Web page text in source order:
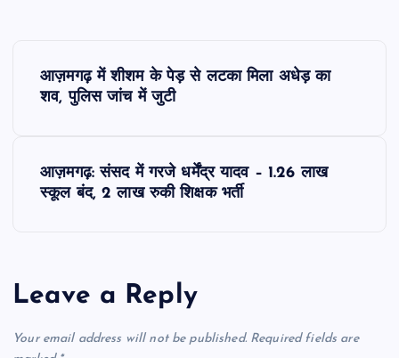
a
v
आज़मगढ़ में शीशम के पेड़ से लटका मिला अधेड़ का
शव, पुलिस जांच में जुटी
आज़मगढ़: संसद में गरजे धर्मेंद्र यादव – 1.26 लाख
स्कूल बंद, 2 लाख रुकी शिक्षक भर्ती
Leave a Reply
Your email address will not be published. Required fields are